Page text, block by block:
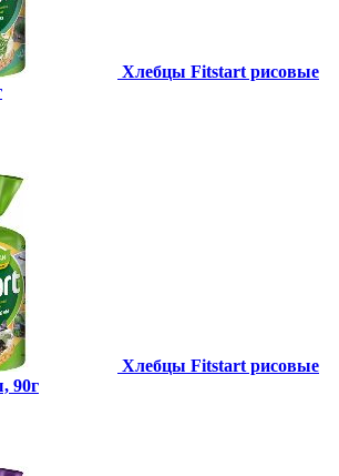
Хлебцы Fitstart рисовые
Хлебцы Fitstart рисовые
90г